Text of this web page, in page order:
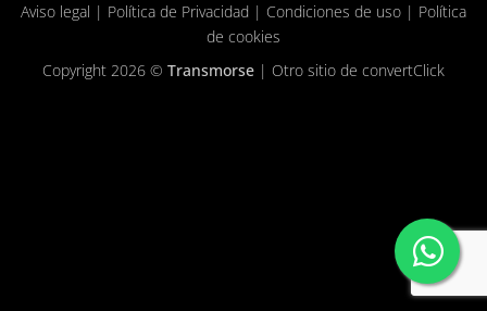
Aviso legal | Política de Privacidad | Condiciones de uso | Política
de cookies
Copyright 2026 © Transmorse | Otro sitio de convertClick